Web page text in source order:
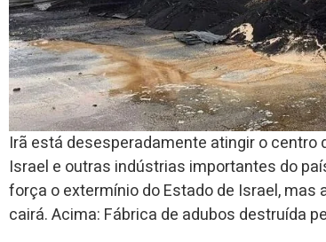
Irã está desesperadamente atingir o
Israel e outras indústrias importantes do
força o extermínio do Estado de Israel,
cairá. Acima: Fábrica de adubos destruída